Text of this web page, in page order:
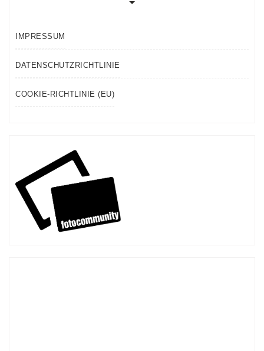
IMPRESSUM
DATENSCHUTZRICHTLINIE
COOKIE-RICHTLINIE (EU)